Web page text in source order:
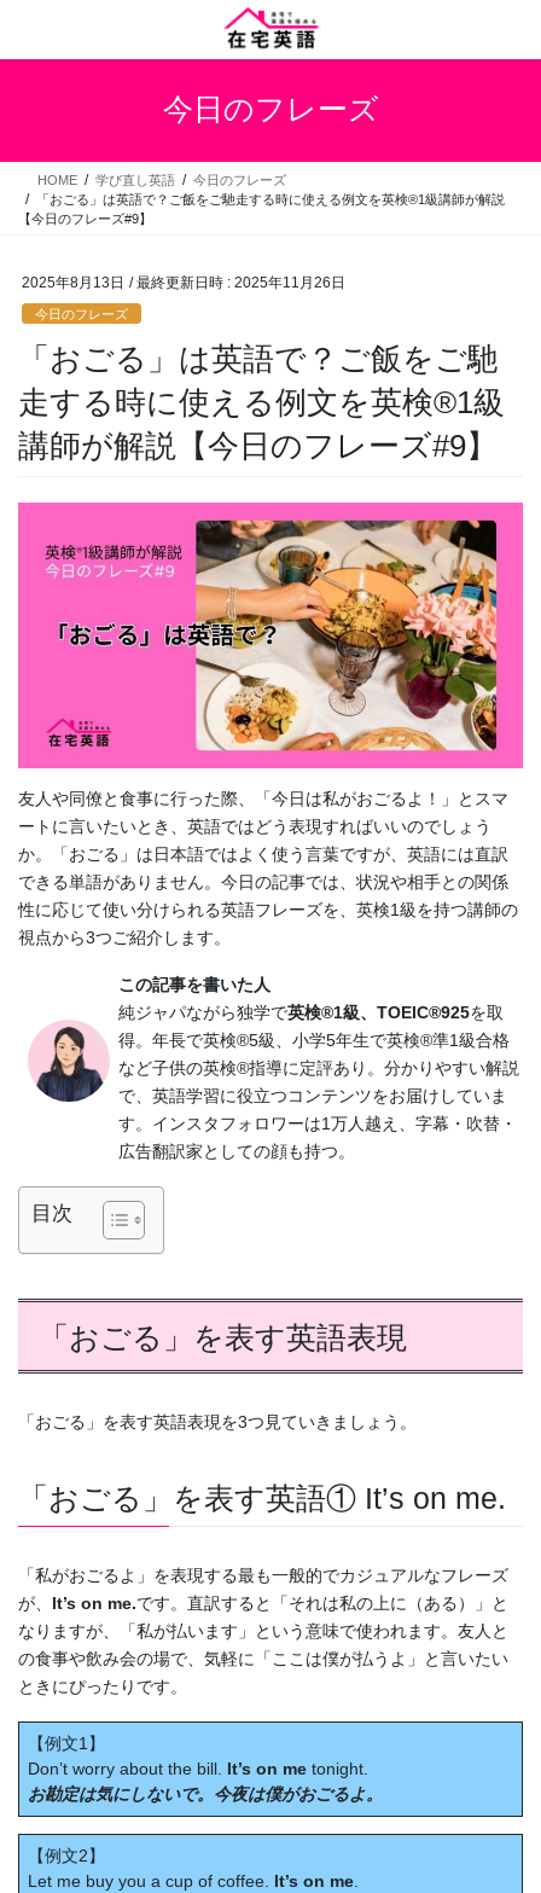
テ
ス
ゲ
ン
今日のフレーズ
HOME 学び直し英語
今日のフレーズ
「おごる」は英語で？ご飯をご馳走する時に使える例文を英検®1級講師が解説
【今日のフレーズ#9】
2025年8月13日 / 最終更新日時 : 2025年11月26日
今日のフレーズ
「おごる」は英語で？ご飯をご馳
走する時に使える例文を英検®1級
講師が解説【今日のフレーズ#9】
友人や同僚と食事に行った際、「今日は私がおごるよ！」とスマ
ートに言いたいとき、英語ではどう表現すればいいのでしょう
か。「おごる」は日本語ではよく使う言葉ですが、英語には直訳
できる単語がありません。今日の記事では、状況や相手との関係
性に応じて使い分けられる英語フレーズを、英検1級を持つ講師の
視点から3つご紹介します。
この記事を書いた人
純ジャパながら独学で英検®1級、TOEIC®925を取
得。年長で英検®5級、小学5年生で英検®準1級合格
など子供の英検®指導に定評あり。分かりやすい解説
で、英語学習に役立つコンテンツをお届けしていま
す。インスタフォロワーは1万人越え、字幕・吹替・
広告翻訳家としての顔も持つ。
目次
「おごる」を表す英語表現
「おごる」を表す英語表現を3つ見ていきましょう。
「おごる」を表す英語① It’s on me.
「私がおごるよ」を表現する最も一般的でカジュアルなフレーズ
が、 It’s on me.です。直訳すると「それは私の上に（ある）」と
なりますが、「私が払います」という意味で使われます。友人と
の食事や飲み会の場で、気軽に「ここは僕が払うよ」と言いたい
ときにぴったりです。
【例文1】
Don’t worry about the bill. It’s on me tonight.
お勘定は気にしないで。今夜は僕がおごるよ。
【例文2】
Let me buy you a cup of coffee. It’s on me.